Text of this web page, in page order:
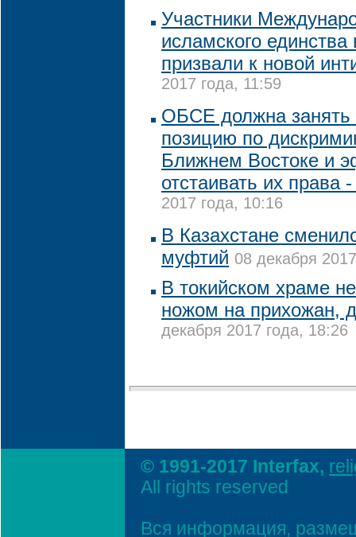
Участники
исламского единства
призвали к новой
2017 года, 11:59
ОБСЕ должна занять
позицию по
Ближнем Востоке и
отстаивать их права
2017 года, 10:16
В Казахстане
муфтий 08 декабря
В токийском храме
ножом на прихожан,
декабря 2017 года, 18:26
© 1991-2017 Interfax,
All rights reserved
Вся информация,